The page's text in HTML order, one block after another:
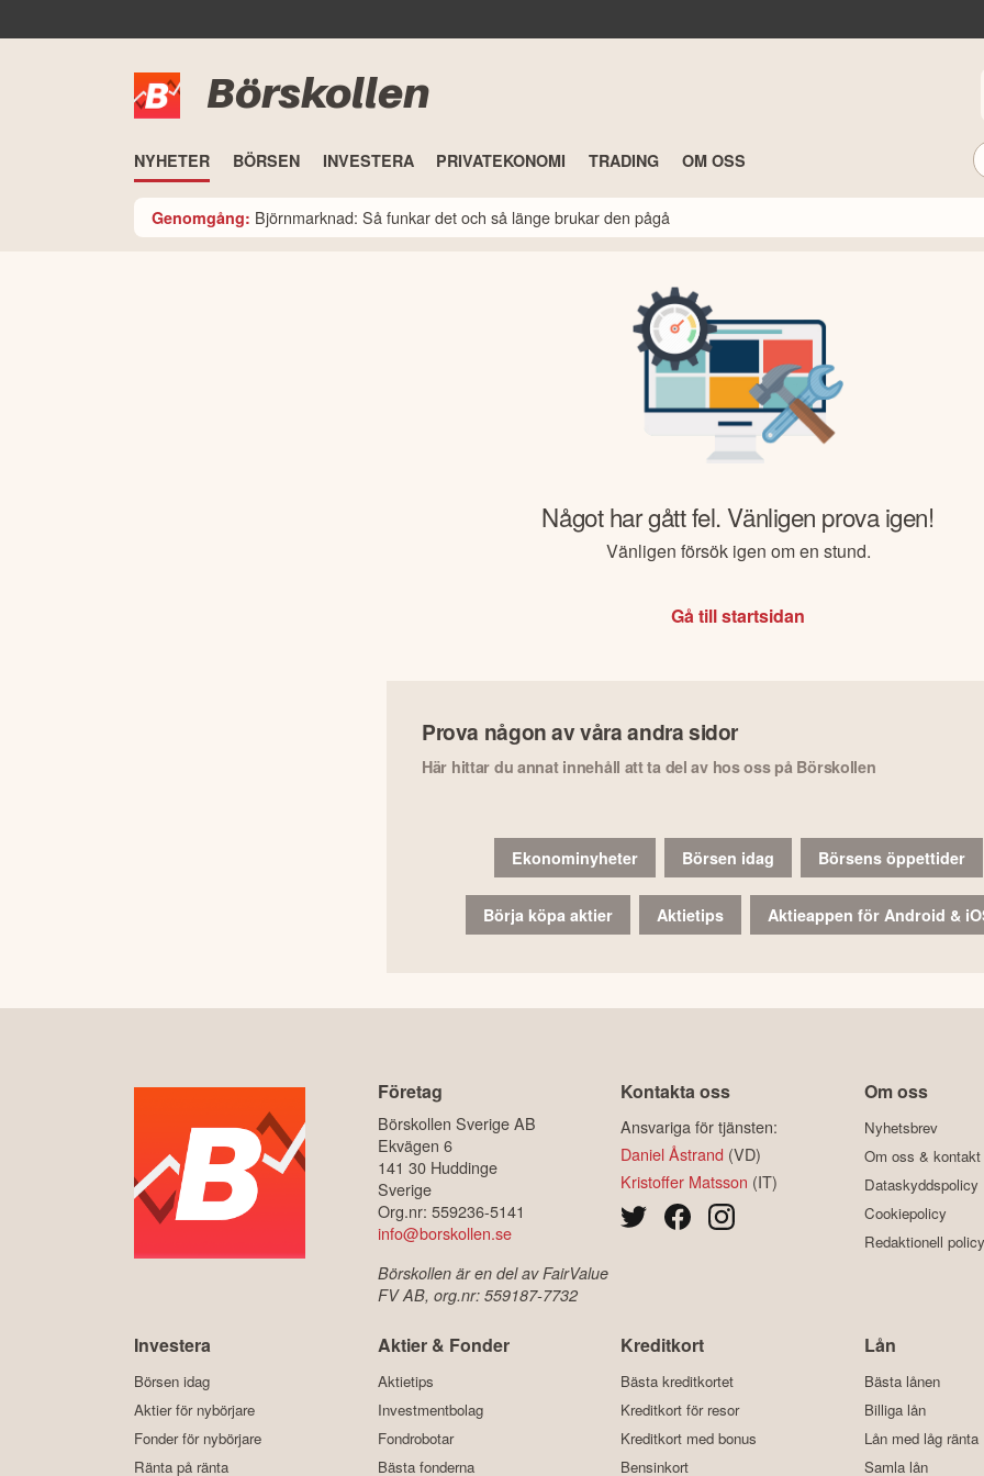
Börskollen
NYHETER BÖRSEN INVESTERA PRIVATEKONOMI TRADING OM OSS
Genomgång: Björnmarknad: Så funkar det och så länge brukar den pågå
Något har gått fel. Vänligen prova igen!
Vänligen försök igen om en stund.
Gå till startsidan
Prova någon av våra andra sidor
Här hittar du annat innehåll att ta del av hos oss på Börskollen
Ekonominyheter Börsen idag Börsens öppettider
Börja köpa aktier Aktietips Aktieappen för Android &
Företag
Börskollen Sverige AB
Ekvägen 6
141 30 Huddinge
Sverige
Org.nr: 559236-5141
info@borskollen.se
Börskollen är en del av FairValue
FV AB, org.nr: 559187-7732
Kontakta oss
Ansvariga för tjänsten:
Daniel Åstrand (VD)
Kristoffer Matsson (IT)
Om oss
Nyhetsbrev
Om oss & kontakt
Dataskyddspolicy
Cookiepolicy
Redaktionell policy
Investera
Börsen idag
Aktier för nybörjare
Fonder för nybörjare
Ränta på ränta
Aktier & Fonder
Aktietips
Investmentbolag
Fondrobotar
Bästa fonderna
Kreditkort
Bästa kreditkortet
Kreditkort för resor
Kreditkort med bonus
Bensinkort
Lån
Bästa lånen
Billiga lån
Lån med låg ränta
Samla lån